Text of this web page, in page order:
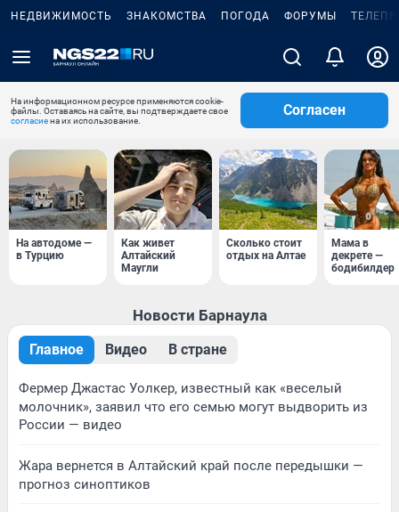
НЕДВИЖИМОСТЬ ЗНАКОМСТВА ПОГОДА ФОРУМЫ
На информационном ресурсе применяются cookie-
файлы. Оставаясь на сайте, вы подтверждаете свое
согласиена их использование.
Согласен
На автодоме —
в Турцию
Как живет
Алтайский
Маугли
Сколько стоит
отдых на Алтае
Мама в
декрете —
бодибилдер
Новости Барнаула
Главное Видео В стране
Фермер Джастас Уолкер, известный как «веселый
молочник», заявил что его семью могут выдворить из
России — видео
Жара вернется в Алтайский край после передышки —
прогноз синоптиков